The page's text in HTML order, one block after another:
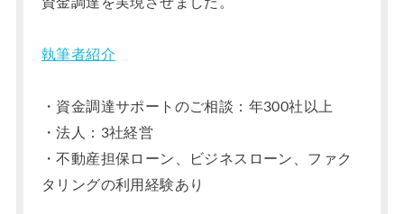
資金調達を実現させました。
執筆者紹介
・資金調達サポートのご相談：年300社以上
・法人：3社経営
・不動産担保ローン、ビジネスローン、ファク
タリングの利用経験あり